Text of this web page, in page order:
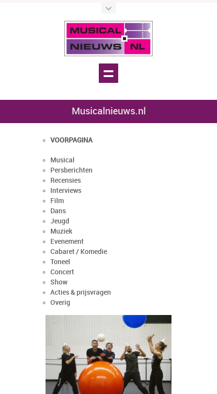
Musicalnieuws.nl
VOORPAGINA
Musical
Persberichten
Recensies
Interviews
Film
Dans
Jeugd
Muziek
Evenement
Cabaret / Komedie
Toneel
Concert
Show
Acties & prijsvragen
Overig